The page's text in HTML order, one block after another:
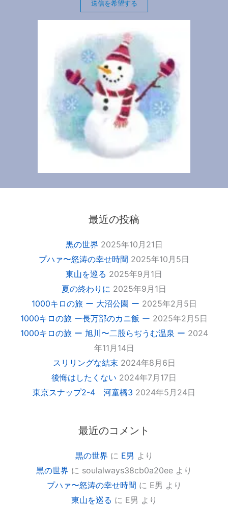
送信を希望する
最近の投稿
黒の世界 2025年10月21日
プハァ〜怒涛の幸せ時間 2025年10月5日
東山を巡る 2025年9月1日
夏の終わりに 2025年9月1日
1000キロの旅 ー 大沼公園 ー 2025年2月5日
1000キロの旅 ー長万部のカニ飯 ー 2025年2月5日
1000キロの旅 ー 旭川〜二股らぢうむ温泉 ー 2024
年11月14日
スリリングな結末 2024年8月6日
後悔はしたくない 2024年7月17日
東京スナップ2-4 河童橋3 2024年5月24日
最近のコメント
黒の世界 に E男 より
黒の世界 に soulalways38cb0a20ee より
プハァ〜怒涛の幸せ時間 に E男 より
東山を巡る に E男 より